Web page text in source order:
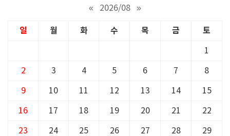
« 2026/08 »
일 월 화 수 목 금 토
1
2 3 4 5 6 7 8
9 10 11 12 13 14 15
16 17 18 19 20 21 22
23 24 25 26 27 28 29